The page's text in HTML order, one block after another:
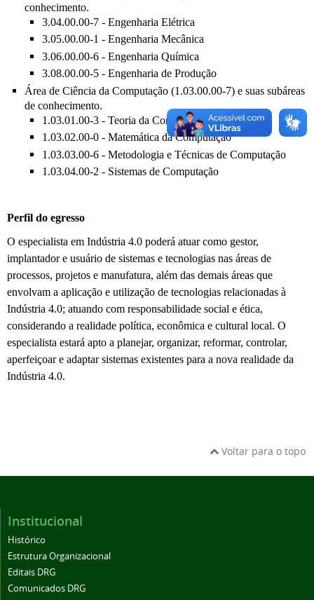
conhecimento.
3.04.00.00-7 - Engenharia Elétrica
3.05.00.00-1 - Engenharia Mecânica
3.06.00.00-6 - Engenharia Química
3.08.00.00-5 - Engenharia de Produção
Área de Ciência da Computação (1.03.00.00-7) e suas subáreas
de conhecimento.
1.03.01.00-3 - Teoria da Computação
1.03.02.00-0 - Matemática da Computação
1.03.03.00-6 - Metodologia e Técnicas de Computação
1.03.04.00-2 - Sistemas de Computação
Perfil do egresso
O especialista em Indústria 4.0 poderá atuar como gestor,
implantador e usuário de sistemas e tecnologias nas áreas de
processos, projetos e manufatura, além das demais áreas que
envolvam a aplicação e utilização de tecnologias relacionadas à
Indústria 4.0; atuando com responsabilidade social e ética,
considerando a realidade política, econômica e cultural local. O
especialista estará apto a planejar, organizar, reformar, controlar,
aperfeiçoar e adaptar sistemas existentes para a nova realidade da
Indústria 4.0.
Voltar para o topo
Institucional
Histórico
Estrutura Organizacional
Editais DRG
Comunicados DRG